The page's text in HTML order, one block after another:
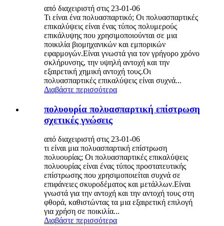
από διαχειριστή στις 23-01-06
Τι είναι ένα πολυασπαρτικό; Οι πολυασπαρτικές
επικαλύψεις είναι ένας τύπος πολυμερούς
επικάλυψης που χρησιμοποιούνται σε μια
ποικιλία βιομηχανικών και εμπορικών
εφαρμογών.Είναι γνωστά για τον γρήγορο χρόνο
σκλήρυνσης, την υψηλή αντοχή και την
εξαιρετική χημική αντοχή τους.Οι
πολυασπαρτικές επικαλύψεις είναι συχνά...
Διαβάστε περισσότερα
πολυουρία πολυασπαρτική επίστρωση
σχετικές γνώσεις
από διαχειριστή στις 23-01-06
τι είναι μια πολυασπαρτική επίστρωση
πολυουρίας; Οι πολυασπαρτικές επικαλύψεις
πολυουρίας είναι ένας τύπος προστατευτικής
επίστρωσης που χρησιμοποιείται συχνά σε
επιφάνειες σκυροδέματος και μετάλλων.Είναι
γνωστά για την αντοχή και την αντοχή τους στη
φθορά, καθιστώντας τα μια εξαιρετική επιλογή
για χρήση σε ποικιλία...
Διαβάστε περισσότερα